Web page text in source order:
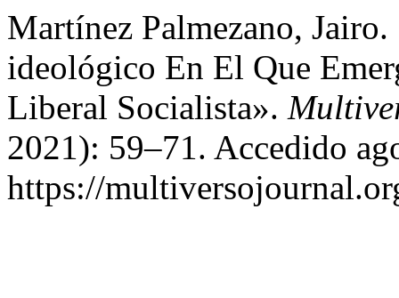
Martínez Palmezano,
ideológico En El Que
Liberal Socialista».
2021): 59–71. Accedido
https://